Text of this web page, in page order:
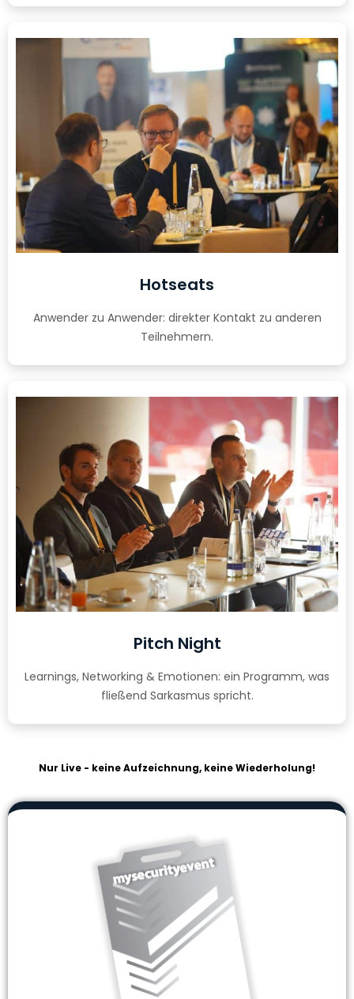
Hotseats
Anwender zu Anwender: direkter Kontakt zu anderen
Teilnehmern.
Pitch Night
Learnings, Networking & Emotionen: ein Programm, was
fließend Sarkasmus spricht.
Nur Live - keine Aufzeichnung, keine Wiederholung!